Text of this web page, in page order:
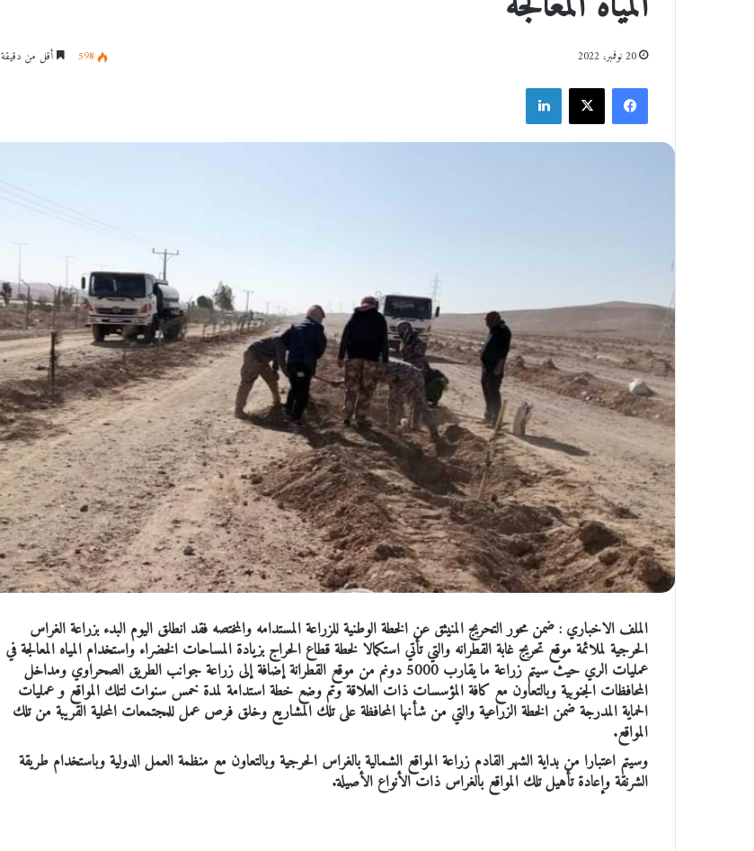
20 نوفمبر، 2022 598 أقل من دقيقة
فيسبوك
الملف الاخباري : ضمن محور التحريج المنيثق عن الخطة الوطنية للزراعة المستدامه والمختصه فقد انطلق اليوم البدء بزراعة الغراس
الحرجية لملائمة موقع تحريج غابة القطرانه والتي تأتي استكمالا لخطة قطاع الحراج بزيادة المساحات الخضراء واستخدام المياه المعالجة في
عمليات الري حيث سيتم زراعة ما يقارب 5000 دونم من موقع القطرانة إضافة إلى زراعة جوانب الطريق الصحراوي ومداخل
المحافظات الجنوبية وبالتعاون مع كافة المؤسسات ذات العلاقة وتم وضع خطة استدامة لمدة خمس سنوات لتلك المواقع و عمليات
الحماية المدرجة ضمن الخطة الزراعية والتي من شأنها المحافظة على تلك المشاريع وخلق فرص عمل للمجتمعات المحلية القريبة من تلك
المواقع.
وسيتم اعتبارا من بداية الشهر القادم زراعة المواقع الشمالية بالغراس الحرجية وبالتعاون مع منظمة العمل الدولية وباستخدام طريقة
الشرنقة وإعادة تأهيل تلك المواقع بالغراس ذات الأنواع الأصيلة.